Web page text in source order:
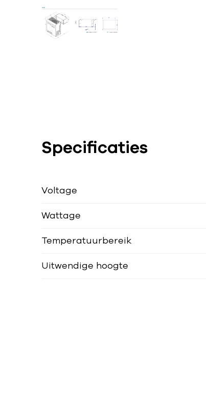
Specificaties
Voltage
Wattage
Temperatuurbereik
Uitwendige hoogte